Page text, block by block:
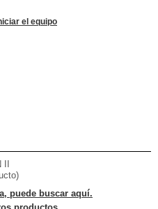
el equipo
puede buscar aquí.